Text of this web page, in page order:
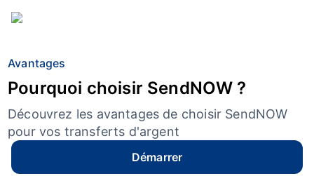
Avantages
Pourquoi choisir SendNOW ?
Découvrez les avantages de choisir SendNOW
pour vos transferts d'argent
Démarrer